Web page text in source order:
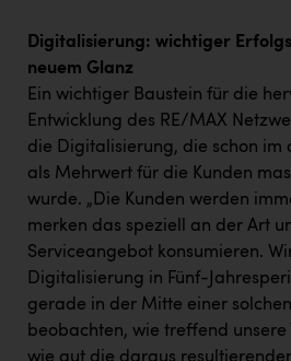
Digitalisierung: wichtiger
neuem Glanz
Ein wichtiger Baustein für die
Entwicklung des RE/MAX
die Digitalisierung, die schon im
als Mehrwert für die Kunden
wurde. „Die Kunden werden
merken das speziell an der Art
Serviceangebot konsumieren.
Digitalisierung in Fünf-
gerade in der Mitte einer
beobachten, wie treffend unsere